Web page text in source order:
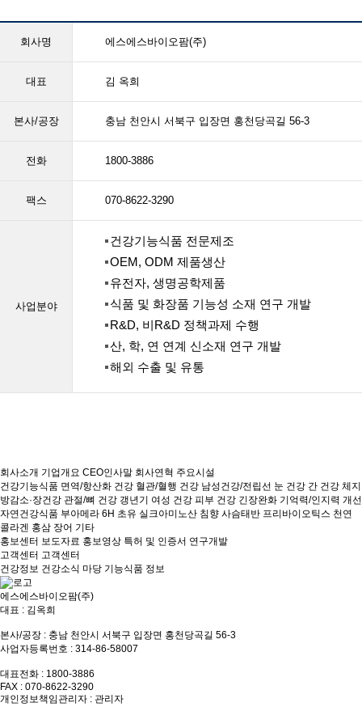
회사명 에스에스바이오팜(주)
대표 김 옥희
본사/공장 충남 천안시 서북구 입장면 홍천당곡길 56-3
전화 1800-3886
팩스 070-8622-3290
사업분야
건강기능식품 전문제조
OEM, ODM 제품생산
유전자, 생명공학제품
식품 및 화장품 기능성 소재 연구 개발
R&D, 비R&D 정책과제 수행
산, 학, 연 연계 신소재 연구 개발
해외 수출 및 유통
회사소개 기업개요 CEO인사말 회사연혁 주요시설
건강기능식품 면역/항산화 건강 혈관/혈행 건강 남성건강/전립선 눈 건강 간 건강 체지
방감소·장건강 관절/뼈 건강 갱년기 여성 건강 피부 건강 긴장완화 기억력/인지력 개선
자연건강식품 부아메라 6H 초유 실크아미노산 침향 사슴태반 프리바이오틱스 천연
콜라겐 홍삼 장어 기타
홍보센터 보도자료 홍보영상 특허 및 인증서 연구개발
고객센터 고객센터
건강정보 건강소식 마당 기능식품 정보
에스에스바이오팜(주)
대표 : 김옥희
본사/공장 : 충남 천안시 서북구 입장면 홍천당곡길 56-3
사업자등록번호 : 314-86-58007
대표전화 : 1800-3886
FAX : 070-8622-3290
개인정보책임관리자 : 관리자